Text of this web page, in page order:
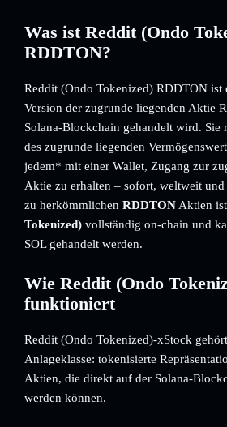
Was ist Reddit (Ondo
RDDTON?
Reddit (Ondo Tokenized) RDDTON ist
Version der zugrunde liegenden Aktie
Solana-Blockchain gehandelt wird. Sie
des zugrunde liegenden
jedem* mit einer Wallet, Zugang zur
Aktie zu erhalten – sofort, weltweit
zu herkömmlichen RDDTON Aktien ist
Tokenized) vollständig on-chain und
SOL gehandelt werden.
Wie Reddit (Ondo
funktioniert
Reddit (Ondo Tokenized)-xStock
Anlageklasse: tokenisierte
Aktien, die direkt auf der Solana-
werden können.